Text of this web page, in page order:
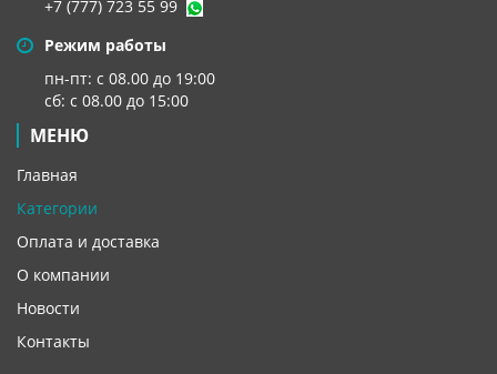
+7 (777) 723 55 99
Режим работы
пн-пт: с 08.00 до 19:00
сб: с 08.00 до 15:00
МЕНЮ
Главная
Категории
Оплата и доставка
О компании
Новости
Контакты